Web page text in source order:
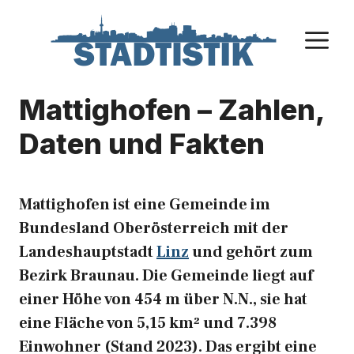
Mattighofen – Zahlen,
Daten und Fakten
Mattighofen ist eine Gemeinde im
Bundesland Oberösterreich mit der
LandeshauptstadtLinzund gehört zum
Bezirk Braunau. Die Gemeinde liegt auf
einer Höhe von 454 m über N.N., sie hat
eine Fläche von 5,15 km² und 7.398
Einwohner (Stand 2023). Das ergibt eine